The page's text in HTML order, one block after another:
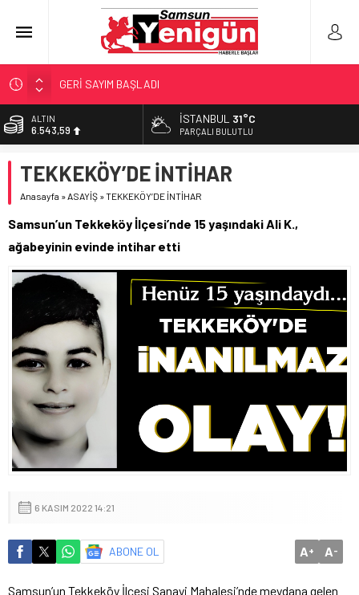
GERİ SAYIM BAŞLADI
SAMSUNSPOR’DA HEDEF 5’İNCİLİK!
‘BAFRA’YA YATIRIM YAPIN!’
YÖNETİCİ SEÇERKEN YAPILAN EN BÜYÜK HATALAR
ALTIN
6.543,59
13.798,82
DOLAR
55,0063
İSTANBUL 31°C
PARÇALI BULUTLU
TEKKEKÖY’DE İNTİHAR
Anasayfa »ASAYİŞ »TEKKEKÖY’DE İNTİHAR
Samsun’un Tekkeköy İlçesi’nde 15 yaşındaki Ali K.,
ağabeyinin evinde intihar etti
6 KASIM 2022 14:21
ABONE OL A+ A-
Samsun’un Tekkeköy İlçesi Sanayi Mahalesi’nde meydana gelen